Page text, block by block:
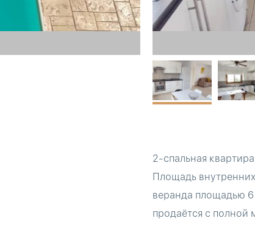
2-спальная
Площадь
веранда площадью 6
продаётся с полной